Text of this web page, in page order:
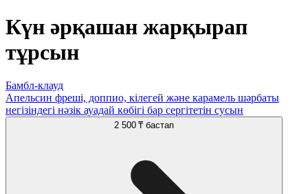
Күн әрқашан жарқырап
тұрсын
Бамбл-клауд
Апельсин фреші, доппио, кілегей және карамель шәрбаты
негізіндегі нәзік ауадай көбігі бар сергітетін сусын
2 500 ₸ бастап